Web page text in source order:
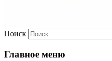
Поиск
Главное меню